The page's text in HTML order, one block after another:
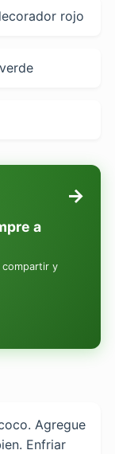
rojo
a
compartir y
→
Agregue
Enfriar